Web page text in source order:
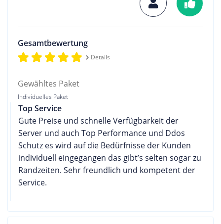
Gesamtbewertung
Details
Gewähltes Paket
Individuelles Paket
Top Service
Gute Preise und schnelle Verfügbarkeit der
Server und auch Top Performance und Ddos
Schutz es wird auf die Bedürfnisse der Kunden
individuell eingegangen das gibt’s selten sogar zu
Randzeiten. Sehr freundlich und kompetent der
Service.